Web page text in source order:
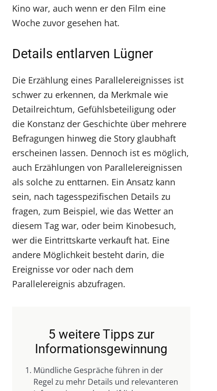
Kino war, auch wenn er den Film eine
Woche zuvor gesehen hat.
Details entlarven Lügner
Die Erzählung eines Parallelereignisses ist
schwer zu erkennen, da Merkmale wie
Detailreichtum, Gefühlsbeteiligung oder
die Konstanz der Geschichte über mehrere
Befragungen hinweg die Story glaubhaft
erscheinen lassen. Dennoch ist es möglich,
auch Erzählungen von Parallelereignissen
als solche zu enttarnen. Ein Ansatz kann
sein, nach tagesspezifischen Details zu
fragen, zum Beispiel, wie das Wetter an
diesem Tag war, oder beim Kinobesuch,
wer die Eintrittskarte verkauft hat. Eine
andere Möglichkeit besteht darin, die
Ereignisse vor oder nach dem
Parallelereignis abzufragen.
5 weitere Tipps zur
Informationsgewinnung
Mündliche Gespräche führen in der
Regel zu mehr Details und relevanteren